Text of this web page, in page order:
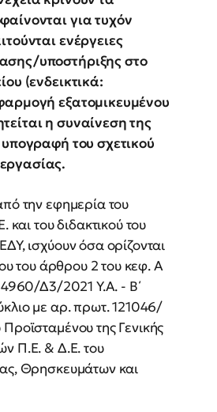
για τυχόν
ενέργειες
υποστήριξης στο
(ενδεικτικά:
εξατομικευμένου
η συναίνεση της
υπογραφή του σχετικού
την εφημερία του
και του διδακτικού του
ισχύουν όσα ορίζονται
του άρθρου 2 του κεφ. Α
Δ3/2021 Υ.Α. - Β΄
με αρ. πρωτ. 121046/
της Γενικής
Π.Ε. & Δ.Ε. του
Θρησκευμάτων και